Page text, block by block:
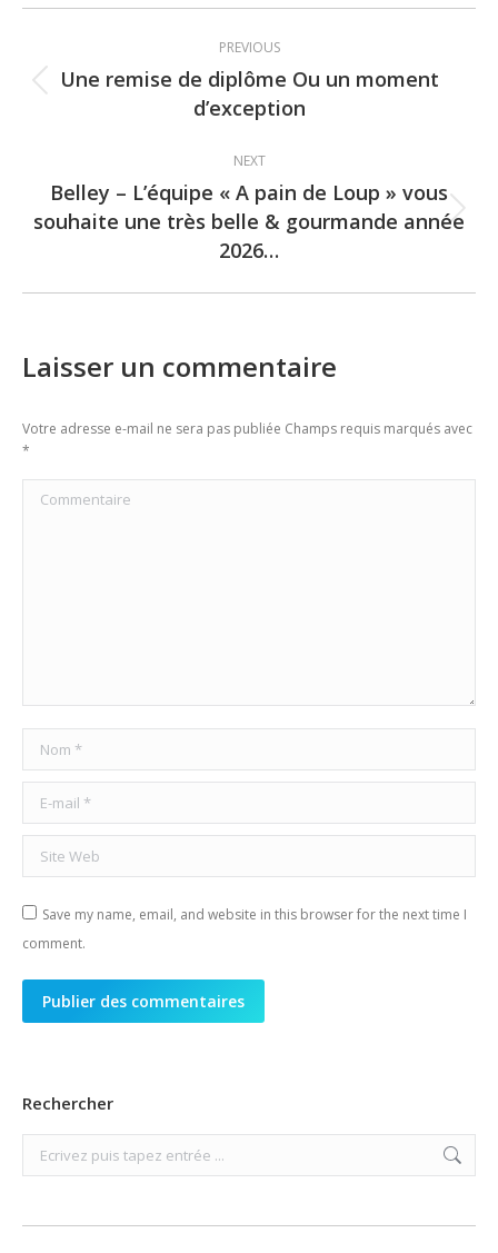
navigation
PREVIOUS
Previous
post:
Une remise de diplôme Ou un moment
d’exception
NEXT
Next
post:
Belley – L’équipe « A pain de Loup » vous
souhaite une très belle & gourmande année
2026…
Laisser un commentaire
Votre adresse e-mail ne sera pas publiée Champs requis marqués avec
*
Commentaire
Nom *
E-mail *
Site Web
Save my name, email, and website in this browser for the next time I
comment.
Publier des commentaires
Rechercher
Search: